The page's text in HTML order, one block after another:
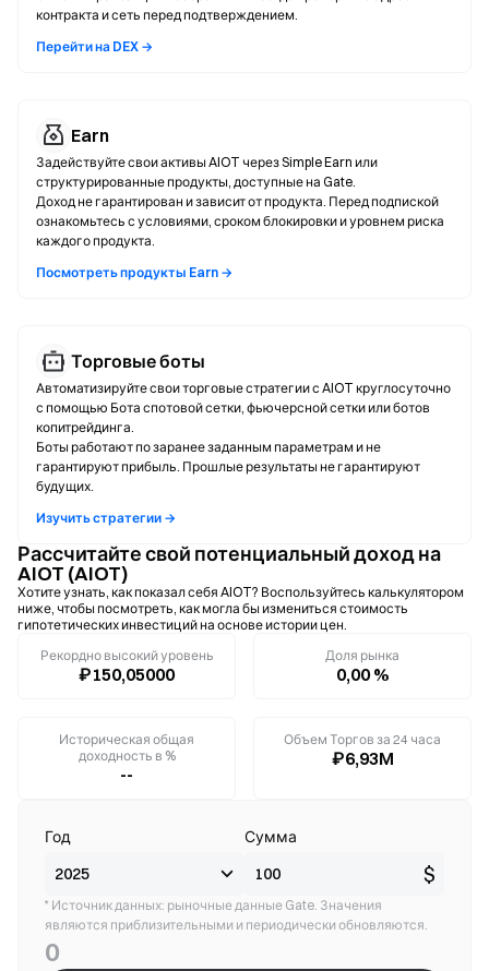
контракта и сеть перед подтверждением.
Перейти на DEX →
Earn
Задействуйте свои активы AIOT через Simple Earn или
структурированные продукты, доступные на Gate.
Доход не гарантирован и зависит от продукта. Перед подпиской
ознакомьтесь с условиями, сроком блокировки и уровнем риска
каждого продукта.
Посмотреть продукты Earn →
Торговые боты
Автоматизируйте свои торговые стратегии с AIOT круглосуточно
с помощью Бота спотовой сетки, фьючерсной сетки или ботов
копитрейдинга.
Боты работают по заранее заданным параметрам и не
гарантируют прибыль. Прошлые результаты не гарантируют
будущих.
Изучить стратегии →
Рассчитайте свой потенциальный доход на
AIOT (AIOT)
Хотите узнать, как показал себя AIOT? Воспользуйтесь калькулятором
ниже, чтобы посмотреть, как могла бы измениться стоимость
гипотетических инвестиций на основе истории цен.
Рекордно высокий уровень
₽150,05000
Доля рынка
0,00 %
Историческая общая
доходность в %
--
Объем Торгов за 24 часа
₽6,93M
Год Сумма
$
* Источник данных: рыночные данные Gate. Значения
являются приблизительными и периодически обновляются.
0